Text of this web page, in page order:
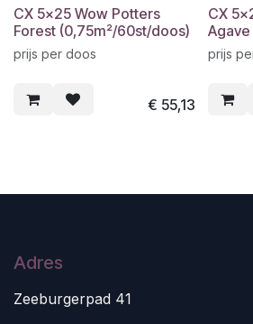
CX 5x25 Wow Potters
Forest (0,75m²/60st/doos)
prijs per doos
€ 55,13
CX
prijs
Adres
Zeeburgerpad 41